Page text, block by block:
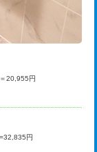
20,955円
円